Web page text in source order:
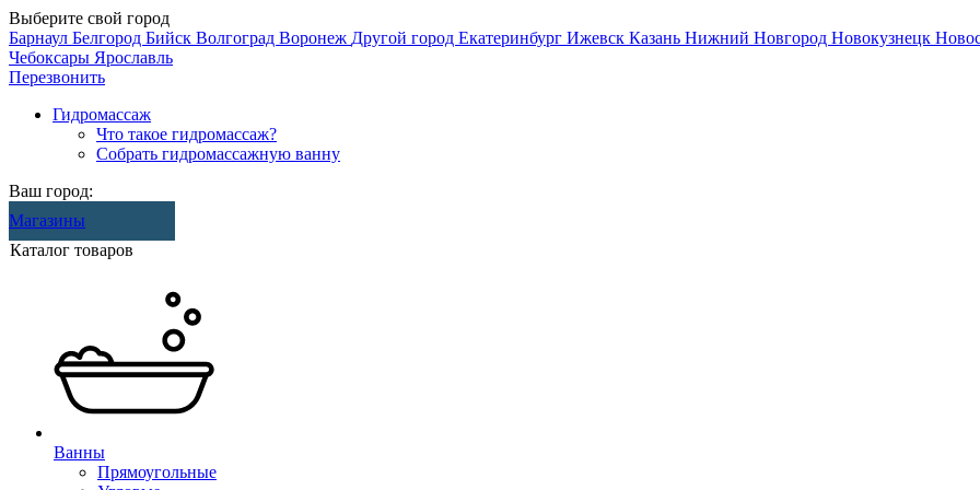
Выберите свой город
Барнаул Белгород Бийск Волгоград Воронеж Другой город Екатеринбург Ижевск Казань Нижний Новгород Новокузнецк
Чебоксары Ярославль
Перезвонить
Гидромассаж
Что такое гидромассаж?
Собрать гидромассажную ванну
Ваш город:
Магазины
Каталог товаров
Ванны
Прямоугольные